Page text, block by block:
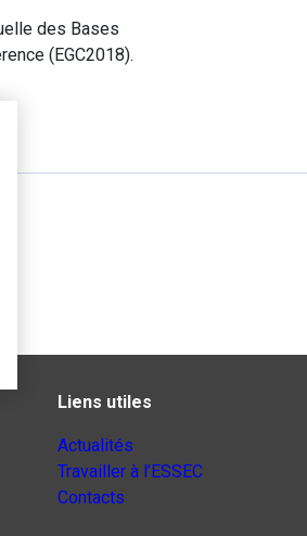
des Bases
(EGC2018).
Liens utiles
Actualités
Travailler à l’ESSEC
Contacts